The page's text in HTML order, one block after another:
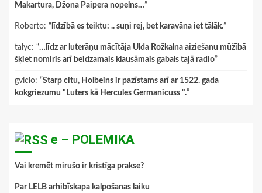
Makartura, Džona Paipera nopelns…”
Roberto: “ līdzībā es teiktu: .. suņi rej, bet karavāna iet tālāk.”
talyc: “…līdz ar luterāņu mācītāja Ulda Rožkalna aiziešanu mūžībā
šķiet nomiris arī beidzamais klausāmais gabals tajā radio”
gviclo: “Starp citu, Holbeins ir pazīstams arī ar 1522. gada
kokgriezumu "Luters kā Hercules Germanicuss ".”
e – POLEMIKA
Vai kremēt mirušo ir kristīga prakse?
Par LELB arhibīskapa kalpošanas laiku